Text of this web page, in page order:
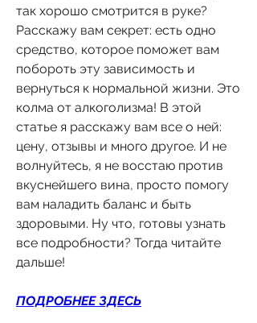
так хорошо смотрится в руке?
Расскажу вам секрет: есть одно
средство, которое поможет вам
побороть эту зависимость и
вернуться к нормальной жизни. Это
колма от алкоголизма! В этой
статье я расскажу вам все о ней:
цену, отзывы и много другое. И не
волнуйтесь, я не восстаю против
вкуснейшего вина, просто помогу
вам наладить баланс и быть
здоровыми. Ну что, готовы узнать
все подробности? Тогда читайте
дальше!
ПОДРОБНЕЕ ЗДЕСЬ